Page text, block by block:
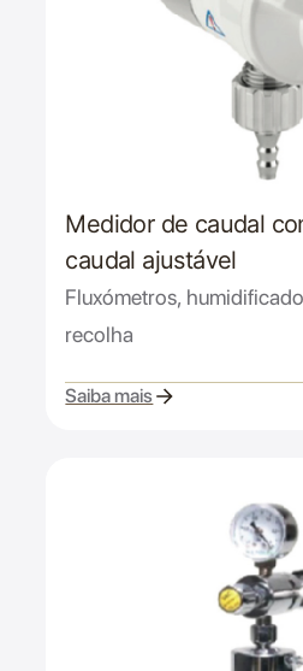
Medidor de caudal
caudal ajustável
Fluxómetros,
recolha
Saiba mais